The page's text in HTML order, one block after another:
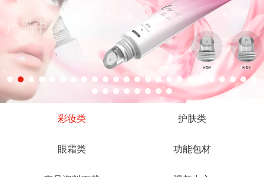
产品中心
彩妆类 护肤类
眼霜类 功能包材